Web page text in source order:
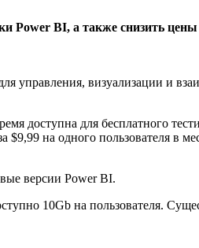
Power BI, а также снизить
управления, визуализации и
доступна для бесплатного
на одного пользователя в
версии Power BI.
10Gb на пользователя.